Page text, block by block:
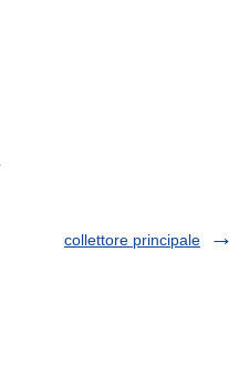
collettore principale